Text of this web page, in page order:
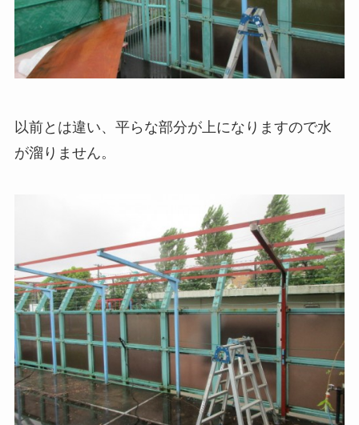
以前とは違い、平らな部分が上になりますので水
が溜りません。